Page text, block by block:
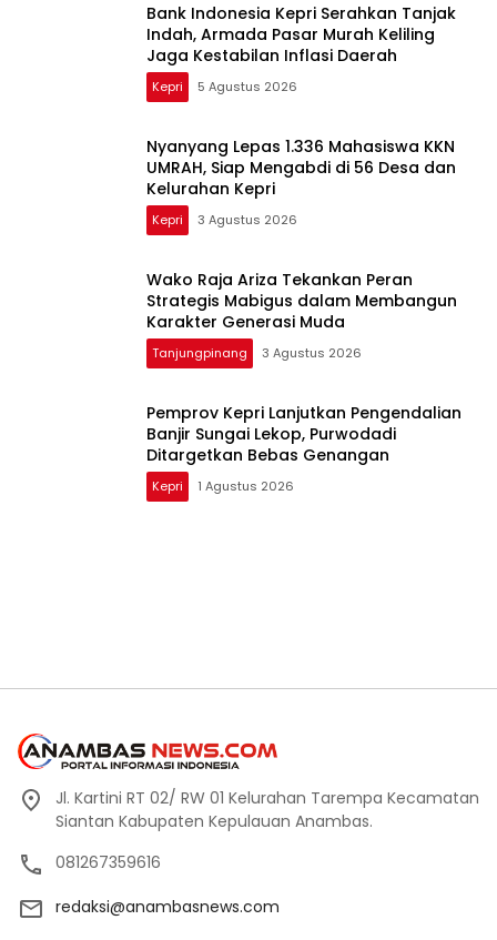
Bank Indonesia Kepri Serahkan Tanjak
Indah, Armada Pasar Murah Keliling
Jaga Kestabilan Inflasi Daerah
Kepri 5 Agustus 2026
Nyanyang Lepas 1.336 Mahasiswa KKN
UMRAH, Siap Mengabdi di 56 Desa dan
Kelurahan Kepri
Kepri 3 Agustus 2026
Wako Raja Ariza Tekankan Peran
Strategis Mabigus dalam Membangun
Karakter Generasi Muda
Tanjungpinang 3 Agustus 2026
Pemprov Kepri Lanjutkan Pengendalian
Banjir Sungai Lekop, Purwodadi
Ditargetkan Bebas Genangan
Kepri 1 Agustus 2026
Jl. Kartini RT 02/ RW 01 Kelurahan Tarempa Kecamatan
Siantan Kabupaten Kepulauan Anambas.
081267359616
redaksi@anambasnews.com